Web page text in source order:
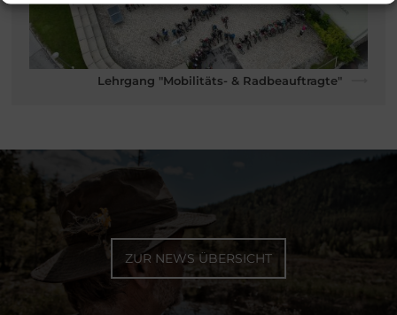
Lehrgang "Mobilitäts- & Radbeauftragte"
ZUR NEWS ÜBERSICHT